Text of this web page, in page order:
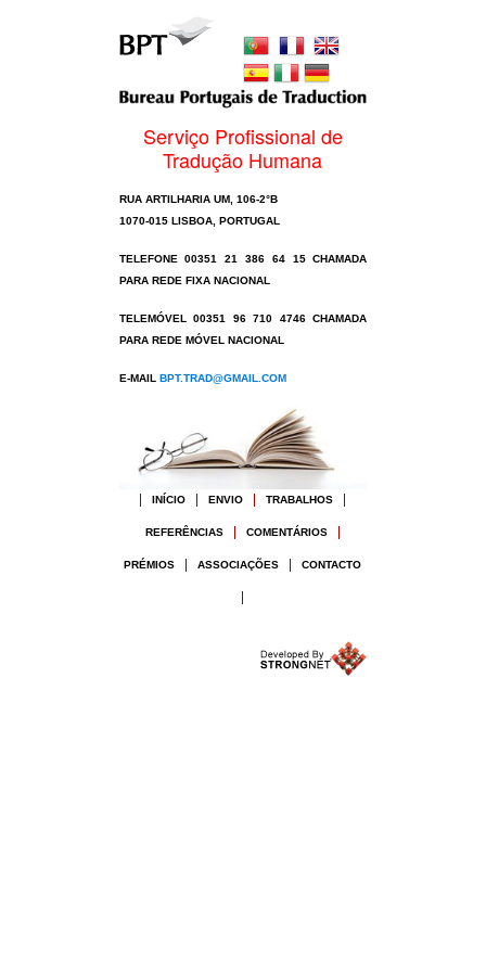
Serviço Profissional de
Tradução Humana
RUA ARTILHARIA UM, 106-2°B
1070-015 LISBOA, PORTUGAL
TELEFONE 00351 21 386 64 15 CHAMADA
PARA REDE FIXA NACIONAL
TELEMÓVEL 00351 96 710 4746 CHAMADA
PARA REDE MÓVEL NACIONAL
E-MAIL BPT.TRAD@GMAIL.COM
INÍCIO ENVIO TRABALHOS
REFERÊNCIAS COMENTÁRIOS
PRÉMIOS ASSOCIAÇÕES CONTACTO